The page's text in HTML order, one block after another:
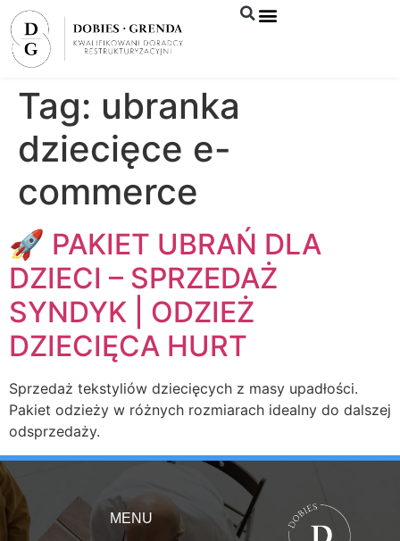
Tag: ubranka
dziecięce e-
commerce
🚀 PAKIET UBRAŃ DLA
DZIECI – SPRZEDAŻ
SYNDYK | ODZIEŻ
DZIECIĘCA HURT
Sprzedaż tekstyliów dziecięcych z masy upadłości.
Pakiet odzieży w różnych rozmiarach idealny do dalszej
odsprzedaży.
MENU